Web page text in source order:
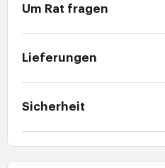
Um Rat fragen
Lieferungen
Sicherheit